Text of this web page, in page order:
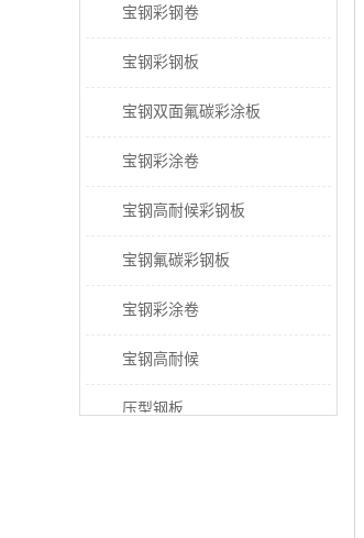
宝钢彩钢卷
宝钢彩钢板
宝钢双面氟碳彩涂板
宝钢彩涂卷
宝钢高耐候彩钢板
宝钢氟碳彩钢板
宝钢彩涂卷
宝钢高耐候
压型钢板